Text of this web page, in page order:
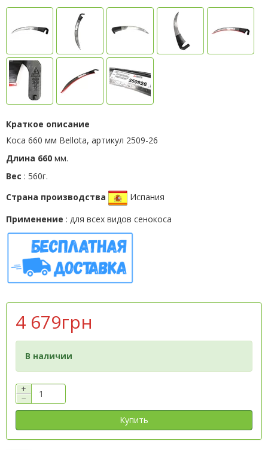
Краткое описание
Коса 660 мм Bellota, артикул 2509-26
Длина 660 мм.
Вес : 560г.
Страна производства
Испания
Применение : для всех видов сенокоса
4 679грн
В наличии
+
−
Купить